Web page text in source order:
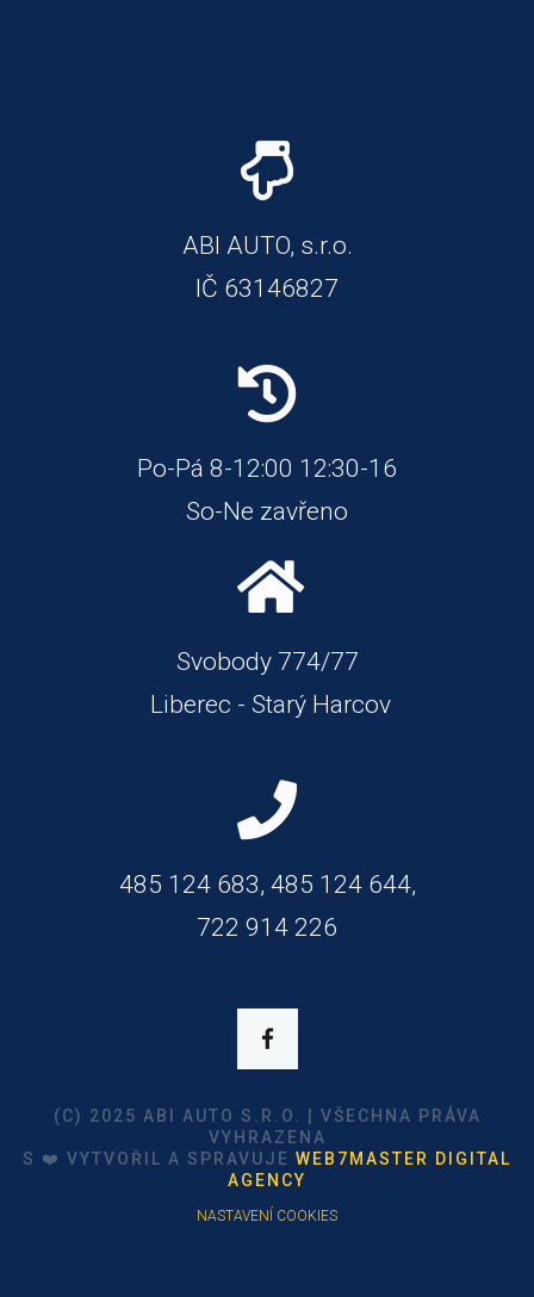
ABI AUTO, s.r.o.
IČ 63146827
Po-Pá 8-12:00 12:30-16
So-Ne zavřeno
Svobody 774/77
Liberec - Starý Harcov
485 124 683, 485 124 644,
722 914 226
(C) 2025 ABI AUTO S.R.O. | VŠECHNA PRÁVA
VYHRAZENA
S ❤️ VYTVOŘIL A SPRAVUJE WEB7MASTER DIGITAL
AGENCY
NASTAVENÍ COOKIES